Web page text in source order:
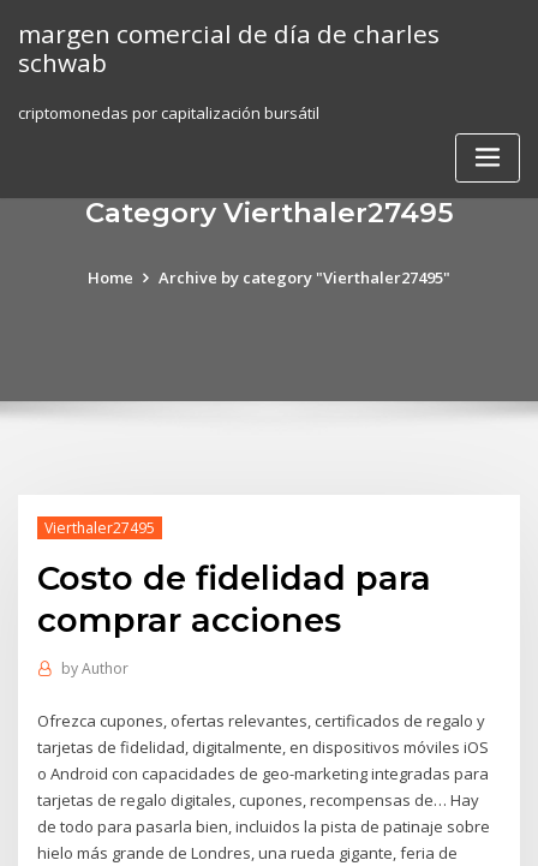
content
margen comercial de día de charles
schwab
criptomonedas por capitalización bursátil
Category Vierthaler27495
Home Archive by category "Vierthaler27495"
Vierthaler27495
Costo de fidelidad para
comprar acciones
byAuthor
Ofrezca cupones, ofertas relevantes, certificados de regalo y
tarjetas de fidelidad, digitalmente, en dispositivos móviles iOS
o Android con capacidades de geo-marketing integradas para
tarjetas de regalo digitales, cupones, recompensas de… Hay
de todo para pasarla bien, incluidos la pista de patinaje sobre
hielo más grande de Londres, una rueda gigante, feria de